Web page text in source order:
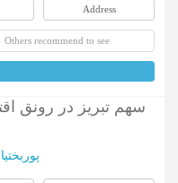
Address
Others recommend to see
سهم تبریز در رونق